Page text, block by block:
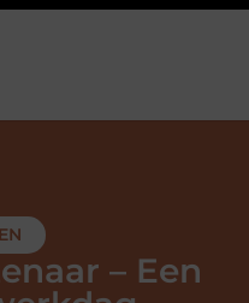
– Een